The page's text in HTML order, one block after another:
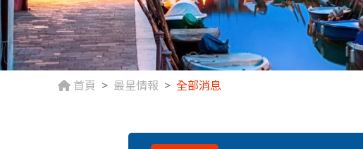
首頁 最星情報 全部消息